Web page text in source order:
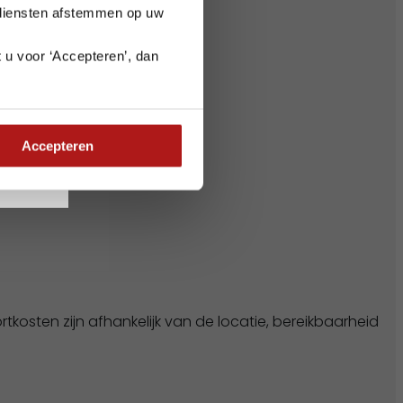
afstemmen op uw
voor ‘Accepteren’, dan
Accepteren
zijn afhankelijk van de locatie, bereikbaarheid
goed